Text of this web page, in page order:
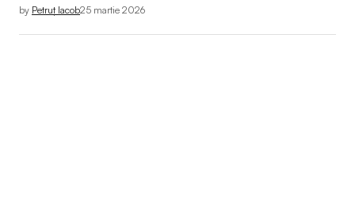
by Petruț Iacob25 martie 2026